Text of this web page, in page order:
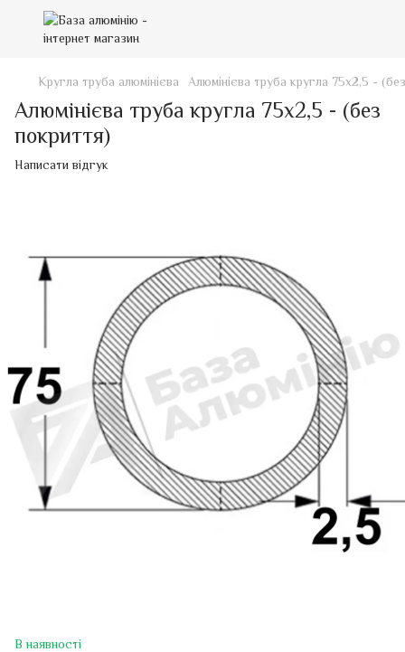
Кругла труба алюмінієва Алюмінієва труба кругла 75х2,5 -
Алюмінієва труба кругла 75х2,5 - (без
покриття)
Написати відгук
В наявності